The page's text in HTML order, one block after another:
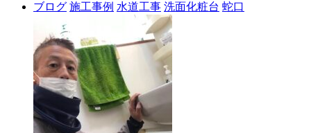
ブログ 施工事例 水道工事 洗面化粧台 蛇口